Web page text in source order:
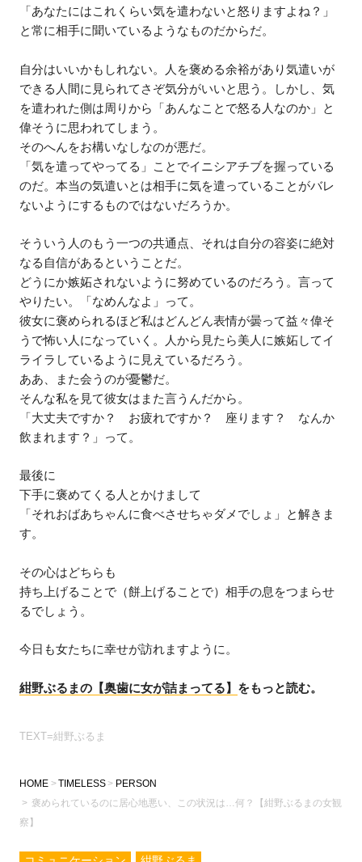
「あなたにはこれくらい気を遣わないと怒りますよね？」
と常に相手に聞いているようなものだからだ。
自分はいいかもしれない。人を褒める余裕があり気遣いが
できる人間に見られてさぞ気分がいいと思う。しかし、気
を遣われた側は周りから「あんなことで怒る人なのか」と
偉そうに思われてしまう。
そのへんをお構いなしなのが悪だ。
「気を遣ってやってる」ことでイニシアチブを握っている
のだ。本当の気遣いとは相手に気を遣っていることがバレ
ないようにするものではないだろうか。
そういう人のもう一つの共通点、それは自分の容姿に絶対
なる自信があるということだ。
どうにか嫉妬されないように努めているのだろう。言って
やりたい。「なめんなよ」って。
彼女に褒められるほど私はどんどん表情が曇って益々偉そ
うで怖い人になっていく。人から見たら美人に嫉妬してイ
ライラしているように見えているだろう。
ああ、また会うのが憂鬱だ。
そんな私を見て彼女はまた言うんだから。
「大丈夫ですか？ お疲れですか？ 座ります？ なんか
飲まれます？」って。
最後に
下手に褒めてくる人とかけまして
「それおばあちゃんに食べさせちゃダメでしょ」と解きま
す。
その心はどちらも
持ち上げることで（餅上げることで）相手の息をつまらせ
るでしょう。
今日も女たちに幸せが訪れますように。
紺野ぶるまの【奥歯に女が詰まってる】 をもっと読む。
TEXT=紺野ぶるま
HOME TIMELESS
PERSON
褒められているのに居心地悪い、この状況は…何？【紺野ぶるまの女観
察】